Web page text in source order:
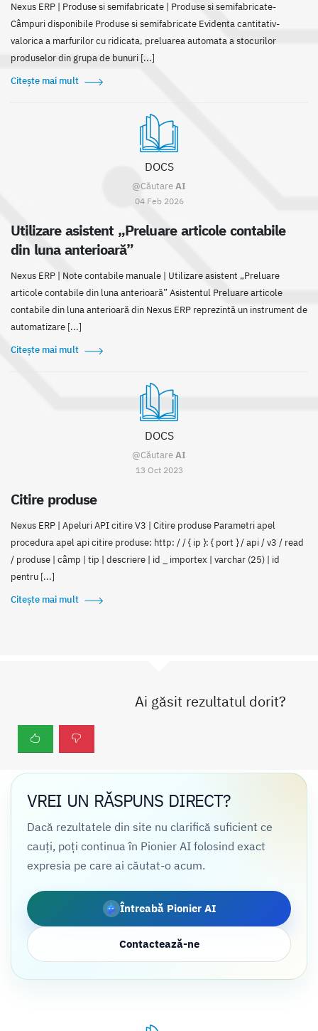
Nexus ERP | Produse si semifabricate | Produse si semifabricate-
Câmpuri disponibile Produse si semifabricate Evidenta cantitativ-
valorica a marfurilor cu ridicata, preluarea automata a stocurilor
produselor din grupa de bunuri [...]
Citește mai mult
DOCS
@CăutareAI
04 Feb 2026
Utilizare asistent „Preluare articole contabile
din luna anterioară”
Nexus ERP | Note contabile manuale | Utilizare asistent „Preluare
articole contabile din luna anterioară” Asistentul Preluare articole
contabile din luna anterioară din Nexus ERP reprezintă un instrument de
automatizare [...]
Citește mai mult
DOCS
@CăutareAI
13 Oct 2023
Citire produse
Nexus ERP | Apeluri API citire V3 | Citire produse Parametri apel
procedura apel api citire produse: http: / / { ip }: { port } / api / v3 / read
/ produse | câmp | tip | descriere | id _ importex | varchar (25) | id
pentru [...]
Citește mai mult
Ai găsit rezultatul dorit?
VREI UN RĂSPUNS DIRECT?
Dacă rezultatele din site nu clarifică suficient ce
cauți, poți continua în Pionier AI folosind exact
expresia pe care ai căutat-o acum.
Întreabă Pionier AI
Contactează-ne